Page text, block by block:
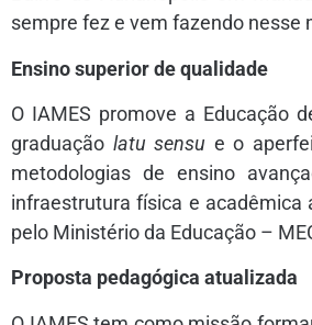
sempre fez e vem fazendo nesse
Ensino superior de qualidade
O IAMES promove a Educação
graduação latu sensu e o
metodologias de ensino
infraestrutura física e acadêmica
pelo Ministério da Educação –
Proposta pedagógica atualizada